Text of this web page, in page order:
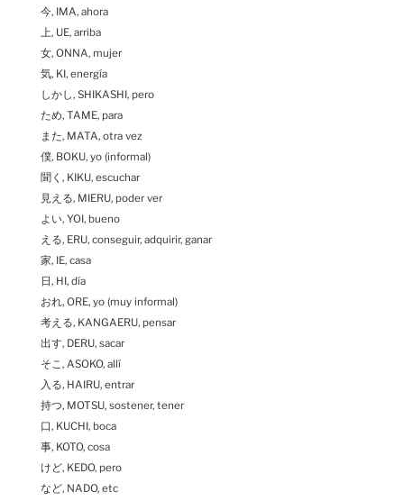
今, IMA, ahora
上, UE, arriba
女, ONNA, mujer
気, KI, energía
しかし, SHIKASHI, pero
ため, TAME, para
また, MATA, otra vez
僕, BOKU, yo (informal)
聞く, KIKU, escuchar
見える, MIERU, poder ver
よい, YOI, bueno
える, ERU, conseguir, adquirir, ganar
家, IE, casa
日, HI, día
おれ, ORE, yo (muy informal)
考える, KANGAERU, pensar
出す, DERU, sacar
そこ, ASOKO, allí
入る, HAIRU, entrar
持つ, MOTSU, sostener, tener
口, KUCHI, boca
事, KOTO, cosa
けど, KEDO, pero
など, NADO, etc